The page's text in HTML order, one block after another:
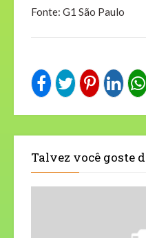
Fonte: G1 São Paulo
Talvez você goste